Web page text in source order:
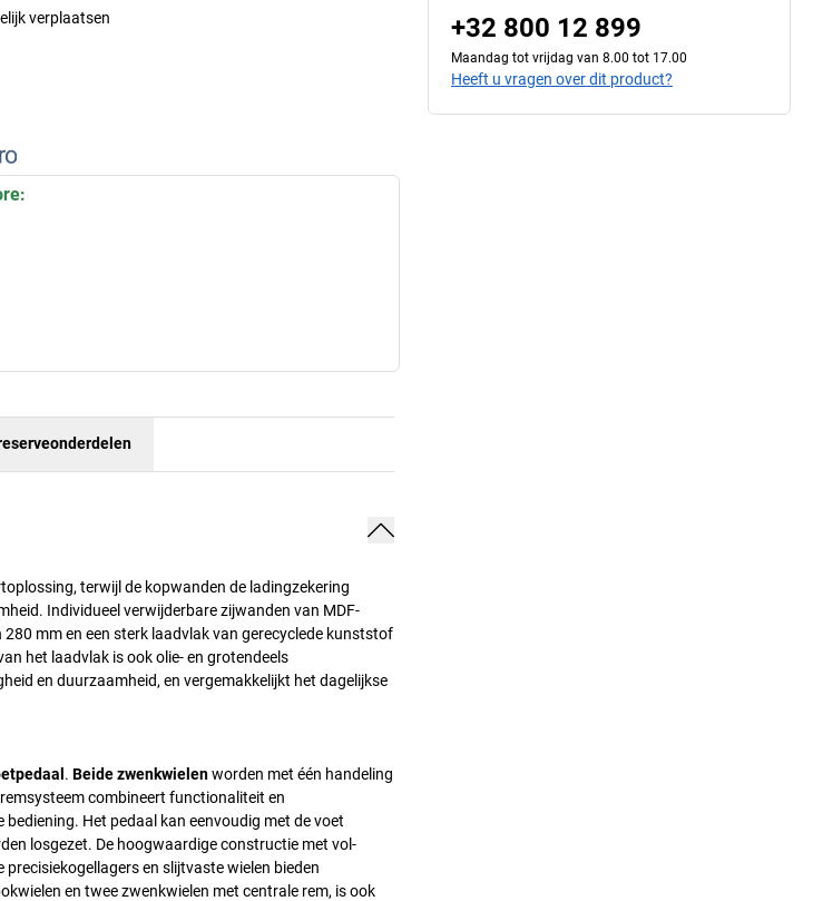
verplaatsen
terwijl de kopwanden de ladingzekering
Individueel verwijderbare zijwanden van MDF-
mm en een sterk laadvlak van gerecyclede kunststof
het laadvlak is ook olie- en grotendeels
en duurzaamheid, en vergemakkelijkt het dagelijkse
. Beide zwenkwielenworden met één handeling
combineert functionaliteit en
Het pedaal kan eenvoudig met de voet
losgezet. De hoogwaardige constructie met vol-
en slijtvaste wielen bieden
en twee zwenkwielen met centrale rem, is ook
+32 800 12 899
Maandag tot vrijdag van 8.00 tot 17.00
Heeft u vragen over dit product?